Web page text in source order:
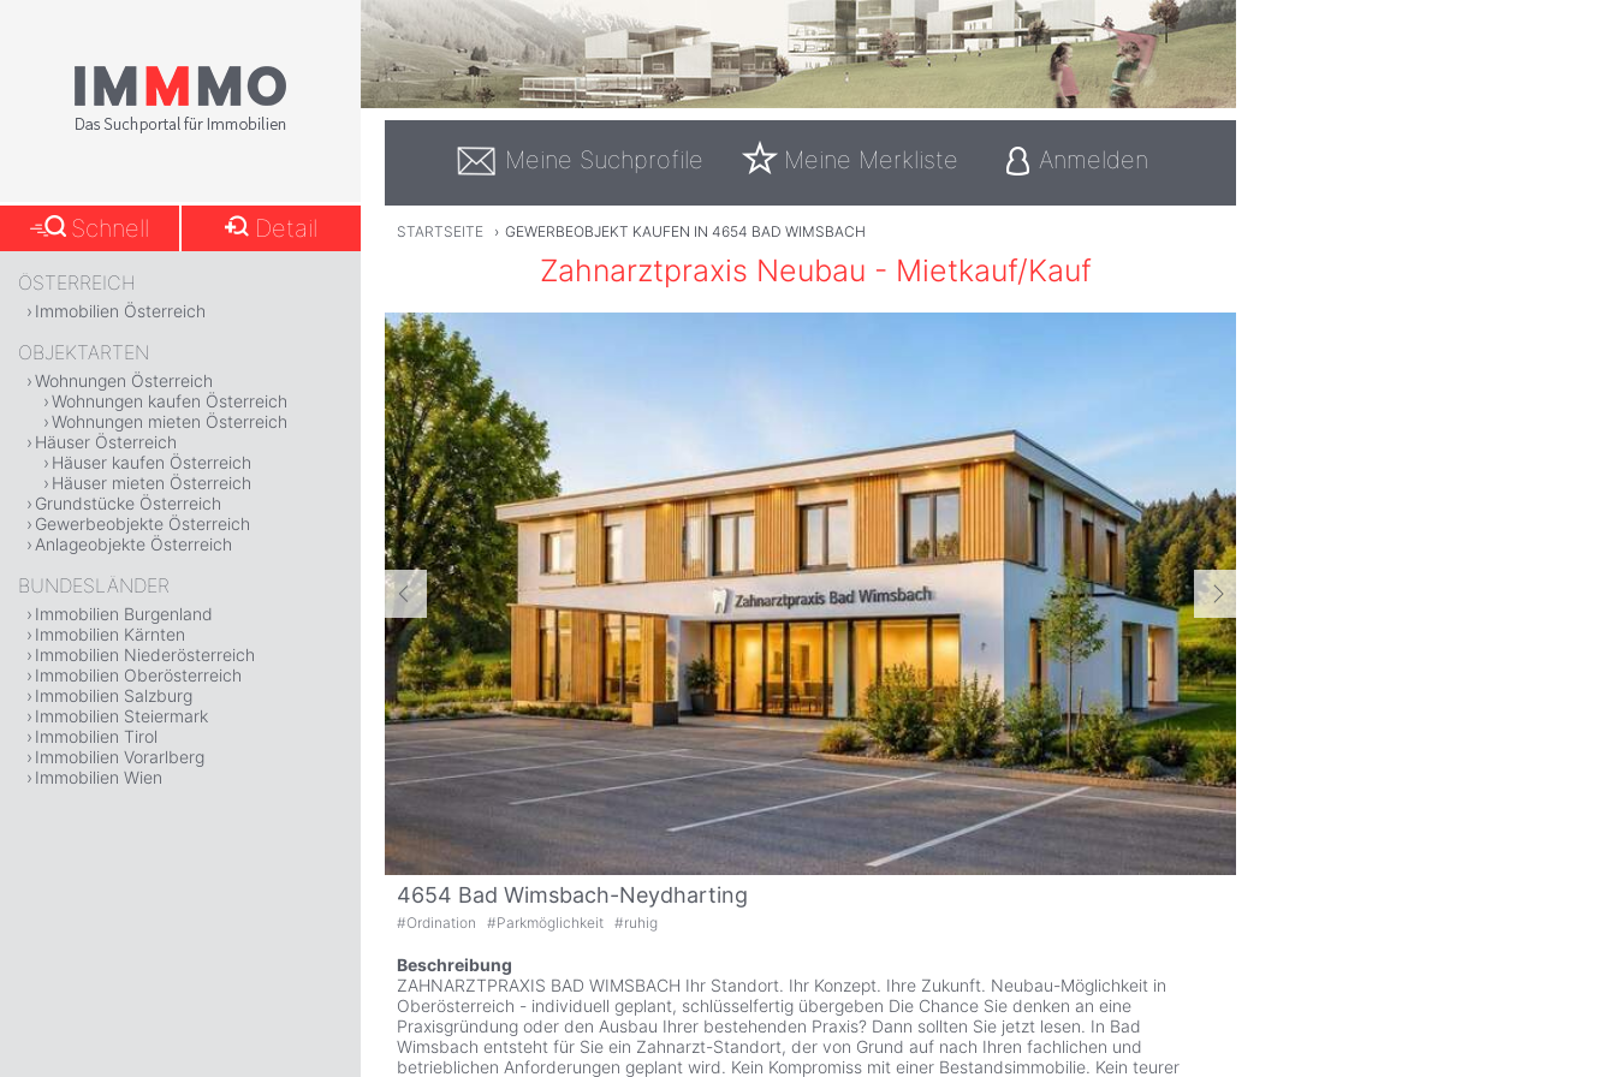
Meine Suchprofile Meine Merkliste Anmelden
STARTSEITE › GEWERBEOBJEKT KAUFEN IN 4654 BAD WIMSBACH
Zahnarztpraxis Neubau - Mietkauf/Kauf
4654 Bad Wimsbach-Neydharting
#Ordination #Parkmöglichkeit #ruhig
Beschreibung
ZAHNARZTPRAXIS BAD WIMSBACH Ihr Standort. Ihr Konzept. Ihre Zukunft. Neubau-Möglichkeit in
Oberösterreich - individuell geplant, schlüsselfertig übergeben Die Chance Sie denken an eine
Praxisgründung oder den Ausbau Ihrer bestehenden Praxis? Dann sollten Sie jetzt lesen. In Bad
Wimsbach entsteht für Sie ein Zahnarzt-Standort, der von Grund auf nach Ihren fachlichen und
betrieblichen Anforderungen geplant wird. Kein Kompromiss mit einer Bestandsimmobilie. Kein teurer
Schnell Detail
ÖSTERREICH
Immobilien Österreich
OBJEKTARTEN
Wohnungen Österreich
Wohnungen kaufen Österreich
Wohnungen mieten Österreich
Häuser Österreich
Häuser kaufen Österreich
Häuser mieten Österreich
Grundstücke Österreich
Gewerbeobjekte Österreich
Anlageobjekte Österreich
BUNDESLÄNDER
Immobilien Burgenland
Immobilien Kärnten
Immobilien Niederösterreich
Immobilien Oberösterreich
Immobilien Salzburg
Immobilien Steiermark
Immobilien Tirol
Immobilien Vorarlberg
Immobilien Wien